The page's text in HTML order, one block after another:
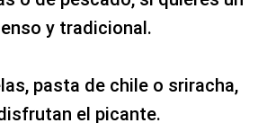
y tradicional.
pasta de chile o sriracha,
el picante.